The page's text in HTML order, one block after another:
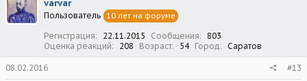
и
и
varvar
Пользователь 10 лет на форуме
Регистрация 22.11.2015 Сообщения
803
Оценка реакций
208 Возраст 54 Город Саратов
08.02.2016 #13